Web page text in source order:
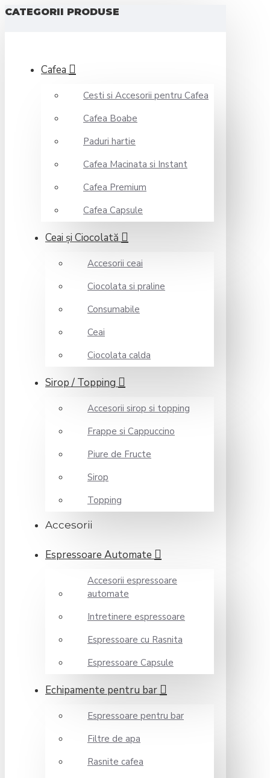
CATEGORII PRODUSE
Cafea
Cesti si Accesorii pentru Cafea
Cafea Boabe
Paduri hartie
Cafea Macinata si Instant
Cafea Premium
Cafea Capsule
Ceai şi Ciocolată
Accesorii ceai
Ciocolata si praline
Consumabile
Ceai
Ciocolata calda
Sirop / Topping
Accesorii sirop si topping
Frappe si Cappuccino
Piure de Fructe
Sirop
Topping
Accesorii
Espressoare Automate
Accesorii espressoare
automate
Intretinere espressoare
Espressoare cu Rasnita
Espressoare Capsule
Echipamente pentru bar
Espressoare pentru bar
Filtre de apa
Rasnite cafea